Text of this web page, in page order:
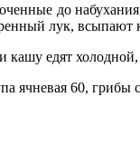
до
лук, всыпают
кашу едят
ячневая 60, грибы